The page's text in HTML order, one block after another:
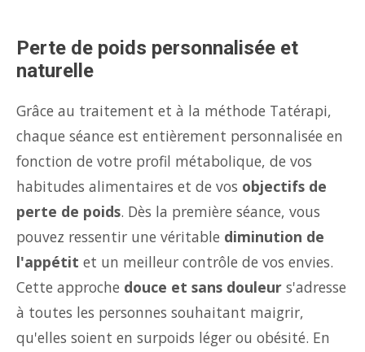
Perte de poids personnalisée et
naturelle
Grâce au traitement et à la méthode Tatérapi,
chaque séance est entièrement personnalisée en
fonction de votre profil métabolique, de vos
habitudes alimentaires et de vos objectifs de
perte de poids. Dès la première séance, vous
pouvez ressentir une véritable diminution de
l'appétit et un meilleur contrôle de vos envies.
Cette approche douce et sans douleur s'adresse
à toutes les personnes souhaitant maigrir,
qu'elles soient en surpoids léger ou obésité. En